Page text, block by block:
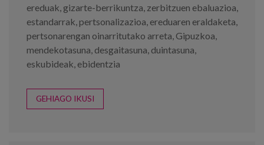
ereduak, gizarte-berrikuntza, zerbitzuen ebaluazioa,
estandarrak,pertsonalizazioa, ereduaren eraldaketa,
pertsonarengan oinarritutako arreta, Gipuzkoa,
mendekotasuna, desgaitasuna, duintasuna,
eskubideak, ebidentzia
GEHIAGO IKUSI